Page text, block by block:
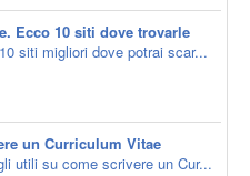
Ecco 10 siti dove trovarle
siti migliori dove potrai scar...
un Curriculum Vitae
utili su come scrivere un Cur...